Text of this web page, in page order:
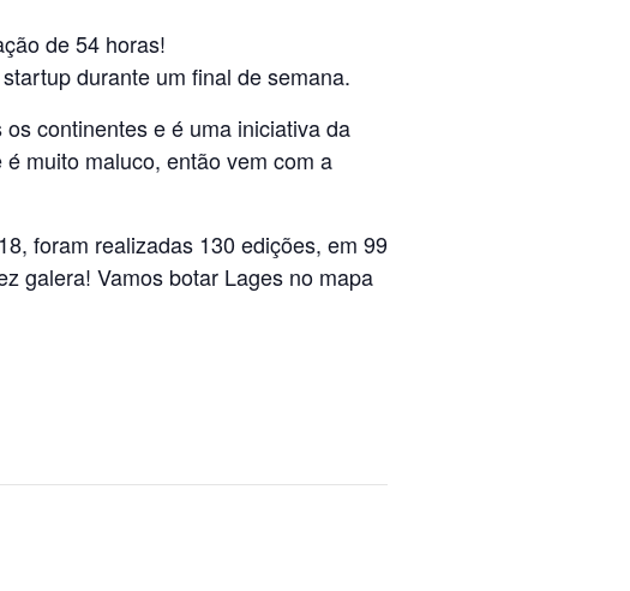
de 54 horas!
durante um final de semana.
continentes e é uma iniciativa da
muito maluco, então vem com a
foram realizadas 130 edições, em 99
galera! Vamos botar Lages no mapa